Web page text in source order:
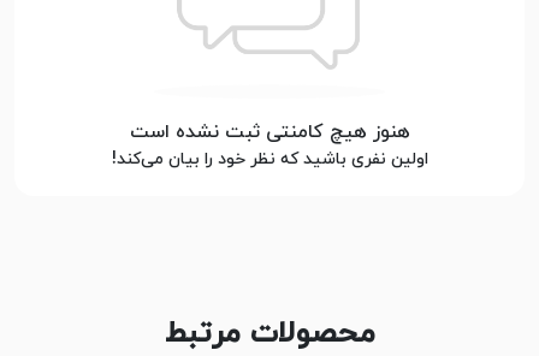
هنوز هیچ کامنتی ثبت نشده است
اولین نفری باشید که نظر خود را بیان می‌کند!
محصولات مرتبط